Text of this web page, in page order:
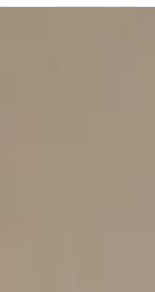
años 60 en Marrakesh, pero reinventado para la